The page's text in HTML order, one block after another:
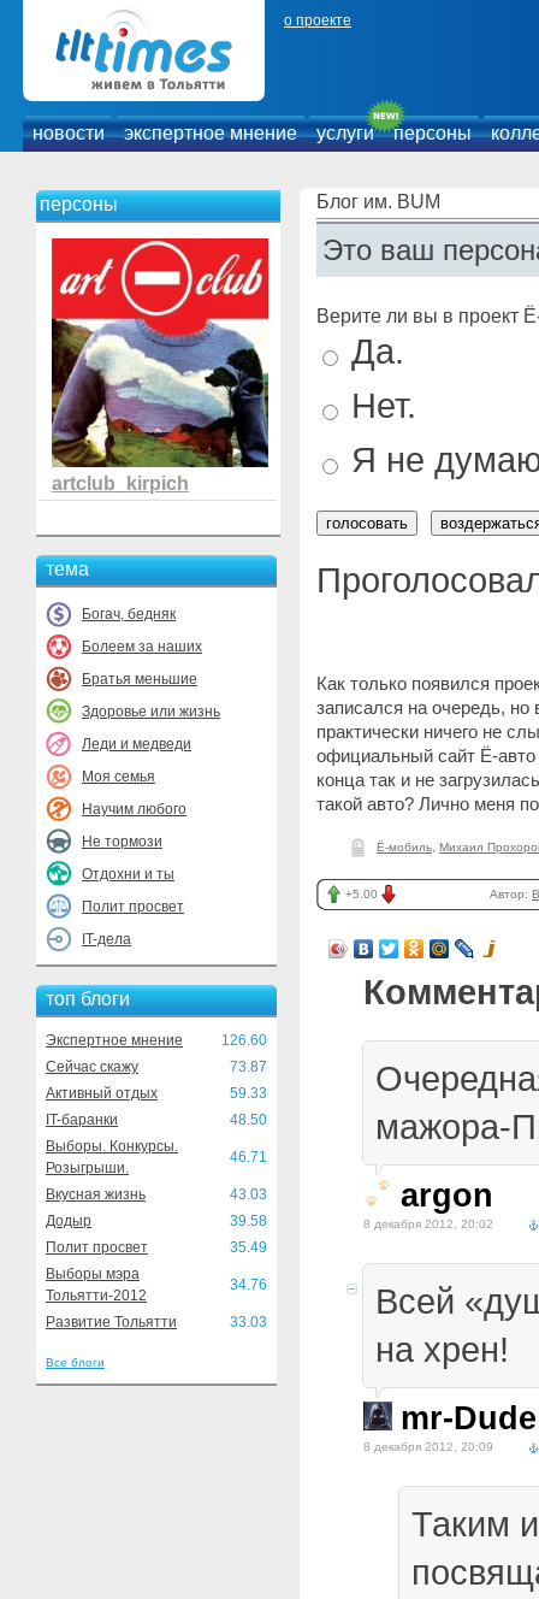
о проекте
новости экспертное мнение услуги персоны
персоны
artclub_kirpich
тема
Богач, бедняк
Болеем за наших
Братья меньшие
Здоровье или жизнь
Леди и медведи
Моя семья
Научим любого
Не тормози
Отдохни и ты
Полит просвет
IT-дела
топ блоги
Экспертное мнение
126.60
Сейчас скажу
73.87
Активный отдых
59.33
IT-баранки
48.50
Выборы. Конкурсы.
Розыгрыши.
46.71
Вкусная жизнь
43.03
Додыр
39.58
Полит просвет
35.49
Выборы мэра
Тольятти-2012
34.76
Развитие Тольятти 33.03
Все блоги
Блог им. BUM
Это ваш
Верите ли вы в проект
Да.
Нет.
Я не
Как только появился
записался на очередь, но
практически ничего не
официальный сайт Ё-авто
конца так и не
такой авто? Лично меня
Ё-мобиль Михаил
+5.00 Автор:
мажора-
argon
8 декабря 2012, 20:02
Всей
на хрен!
mr-Dude
8 декабря 2012, 20:09
Таким